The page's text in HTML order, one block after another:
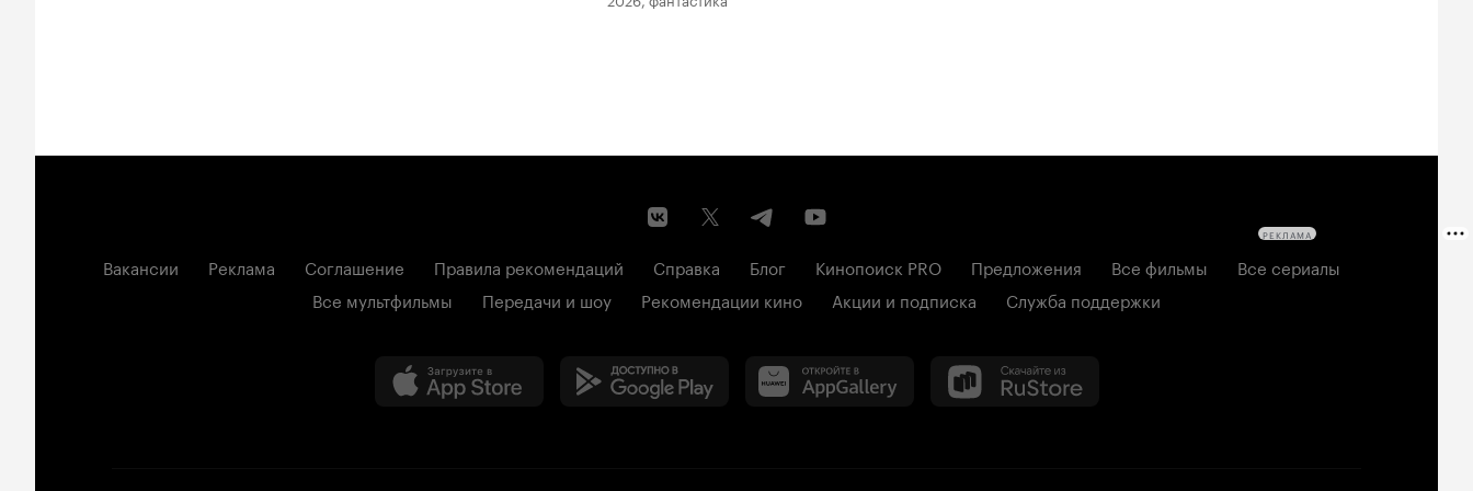
Вакансии Реклама Соглашение Правила рекомендаций Справка Блог Кинопоиск PRO Предложения Все фильмы
Все сериалы
Все мультфильмы
Передачи и шоу Рекомендации кино Акции и подписка Служба поддержки
РЕКЛАМА